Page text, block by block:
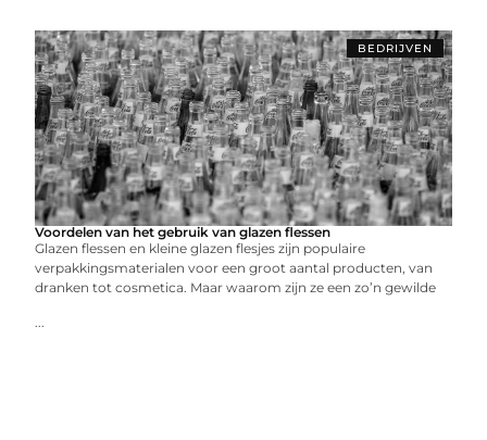
BEDRIJVEN
Voordelen van het gebruik van glazen flessen
Glazen flessen en kleine glazen flesjes zijn populaire
verpakkingsmaterialen voor een groot aantal producten, van
dranken tot cosmetica. Maar waarom zijn ze een zo’n gewilde
...